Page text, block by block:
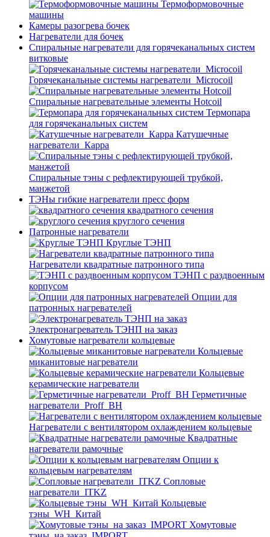
Термоформовочные
машины
Камеры разогрева бочек
Нагреватели для бочек
Спиральные нагреватели для горячеканальных систем
витковые
Горячеканальные системы нагреватели_Microcoil
Спиральные нагревательные элементы Hotcoil
Термопара
для горячеканальных систем
Катушечные
нагреватели_Карра
Спиральные тэны с рефлектирующей трубкой,
манжетой
ТЭНы гибкие нагреватели пресс форм
квадратного сечения
круглого сечения
Патронные нагреватели
Круглые ТЭНП
Нагреватели квадратные патронного типа
ТЭНП с раздвоенным
корпусом
Опции для
патронных нагревателей
Электронагреватель ТЭНП на заказ
Хомутовые нагреватели кольцевые
Кольцевые
миканитовые нагреватели
Кольцевые
керамические нагреватели
Герметичные
нагреватели_Proff_BH
Нагреватели с вентилятором охлаждением кольцевые
Квадратные
нагреватели рамочные
Опции к
кольцевым нагревателям
Cопловые
нагреватели_ITKZ
Кольцевые
тэны_WH_Китай
Хомутовые